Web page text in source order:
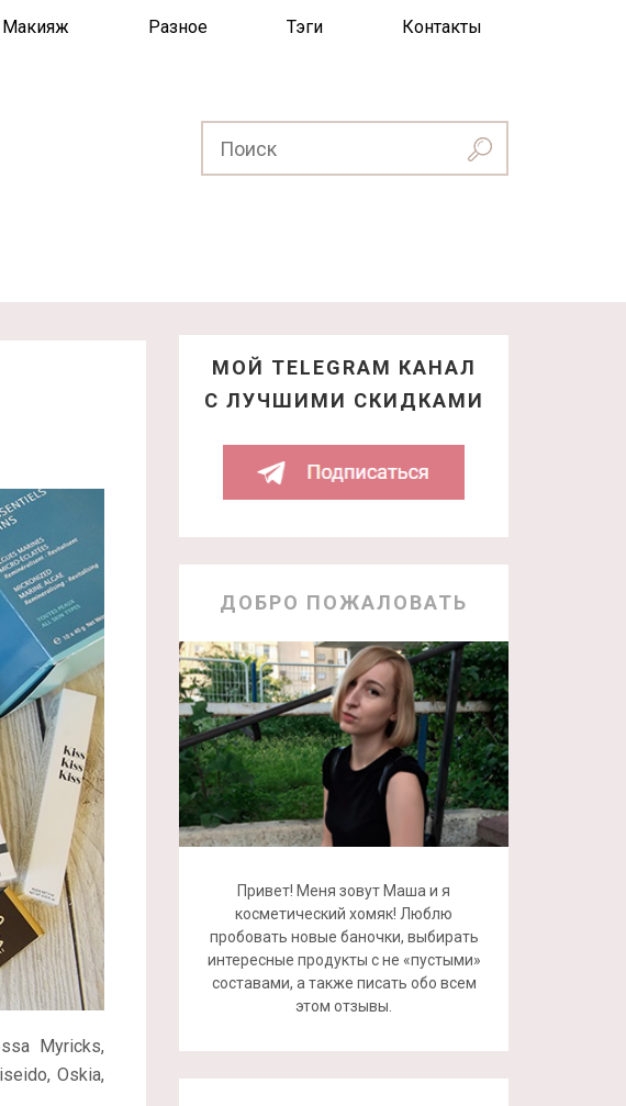
Макияж Разное Тэги Контакты
Myricks,
Oskia,
МОЙ TELEGRAM КАНАЛ
С ЛУЧШИМИ СКИДКАМИ
ДОБРО ПОЖАЛОВАТЬ
Привет! Меня зовут Маша и я
косметический хомяк! Люблю
пробовать новые баночки, выбирать
интересные продукты с не «пустыми»
составами, а также писать обо всем
этом отзывы.